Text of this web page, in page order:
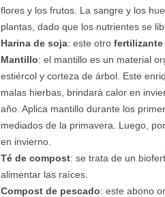
flores y los frutos. La sangre y los
plantas, dado que los nutrientes se
Harina de soja: este otro
Mantillo: el mantillo es un material
estiércol y corteza de árbol. Este
malas hierbas, brindará calor en
año. Aplica mantillo durante los
mediados de la primavera. Luego,
en invierno.
Té de compost: se trata de un
alimentar las raíces.
Compost de pescado: este abono